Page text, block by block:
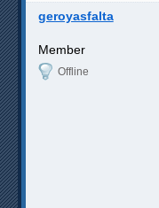
geroyasfalta
Member
Offline